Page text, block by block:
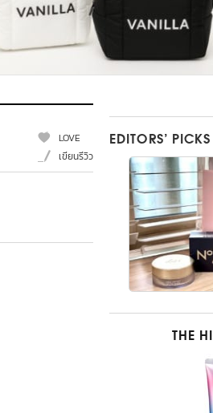
LOVE
เขียนรีวิว
EDITORS’ PICKS
THE